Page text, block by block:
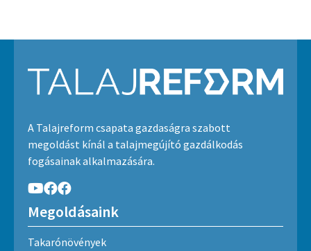
A Talajreform csapata gazdaságra szabott
megoldást kínál a talajmegújító gazdálkodás
fogásainak alkalmazására.
Megoldásaink
Takarónövények